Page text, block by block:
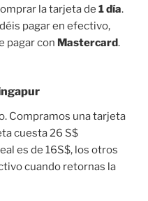
la tarjeta de 1 día.
pagar en efectivo,
pagar con Mastercard.
Compramos una tarjeta
cuesta 26 S$
es de 16S$, los otros
cuando retornas la